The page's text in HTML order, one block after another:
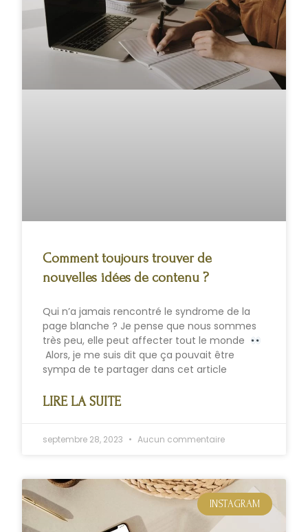
Comment toujours trouver de
nouvelles idées de contenu ?
Qui n’a jamais rencontré le syndrome de la
page blanche ? Je pense que nous sommes
très peu, elle peut affecter tout le monde
Alors, je me suis dit que ça pouvait être
sympa de te partager dans cet article
LIRE LA SUITE
septembre 28, 2023 Aucun commentaire
INSTAGRAM